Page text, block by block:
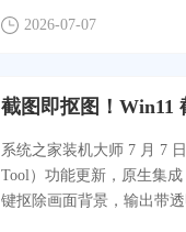
2026-07-07
截图即抠图！Win11
系统之家装机大师 7 月 7
Tool）功能更新，原生集
键抠除画面背景，输出带